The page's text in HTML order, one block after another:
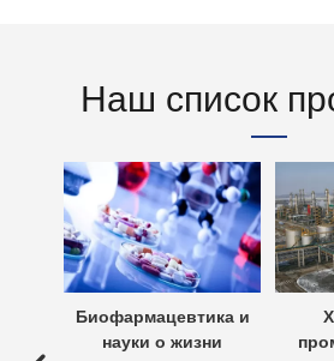
Наш список
Биофармацевтика и
науки о жизни